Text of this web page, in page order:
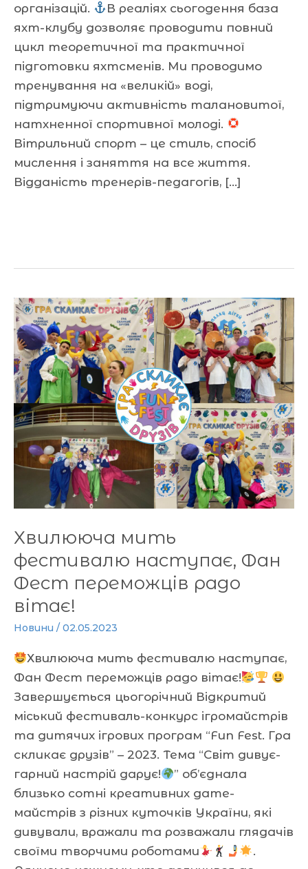
організацій.
В реаліях сьогодення база
яхт-клубу дозволяє проводити повний
цикл теоретичної та практичної
підготовки яхтсменів. Ми проводимо
тренування на «великій» воді,
підтримуючи активність талановитої,
натхненної спортивної молоді.
Вітрильний спорт – це стиль, спосіб
мислення і заняття на все життя.
Відданість тренерів-педагогів, […]
Хвилююча мить
фестивалю наступає, Фан
Фест переможців радо
вітає!
Новини / 02.05.2023
Хвилююча мить фестивалю наступає,
Фан Фест переможців радо вітає!
Завершується цьогорічний Відкритий
міський фестиваль-конкурс ігромайстрів
та дитячих ігрових програм “Fun Fest. Гра
скликає друзів” – 2023. Тема “Світ дивує-
гарний настрій дарує!
” об’єднала
близько сотні креативних game-
майстрів з різних куточків України, які
дивували, вражали та розважали глядачів
своїми творчими роботами
.
Хвилююча
мить
фестивалю
наступає,
Фан
Фест
переможців
радо
вітає!